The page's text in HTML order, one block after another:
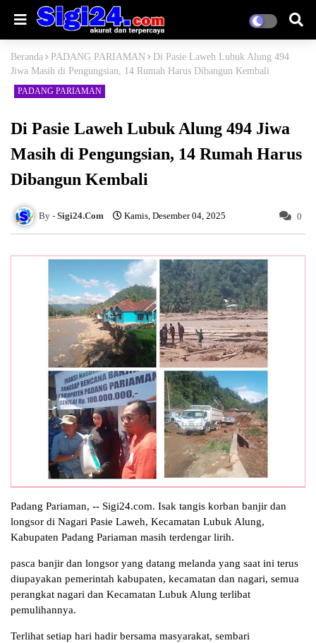
Beranda PADANG PARIAMAN
Di Pasie Laweh Lubuk Alung 494
Jiwa Masih di Pengungsian, 14 Rumah Harus Dibangun Kembali
PADANG PARIAMAN
Di Pasie Laweh Lubuk Alung 494 Jiwa
Masih di Pengungsian, 14 Rumah Harus
Dibangun Kembali
Sigi24.Com Kamis, Desember 04, 2025 0
Padang Pariaman, -- Sigi24.com. Isak tangis korban banjir dan
longsor di Nagari Pasie Laweh, Kecamatan Lubuk Alung,
Kabupaten Padang Pariaman masih terdengar lirih.
pasca banjir dan longsor yang datang melanda yang saat ini terus
diupayakan pemerintah kabupaten, kecamatan dan nagari, semua
perangkat nagari dan Kecamatan Lubuk Alung terlibat
pemulihannya.
Terlihat setiap hari hadir bersama masyarakat, sembari